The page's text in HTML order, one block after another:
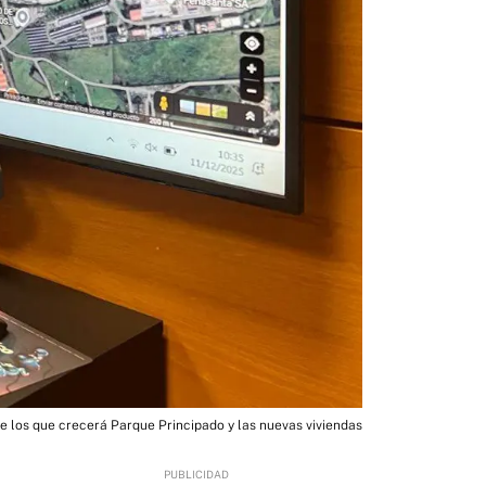
que crecerá Parque Principado y las nuevas viviendas